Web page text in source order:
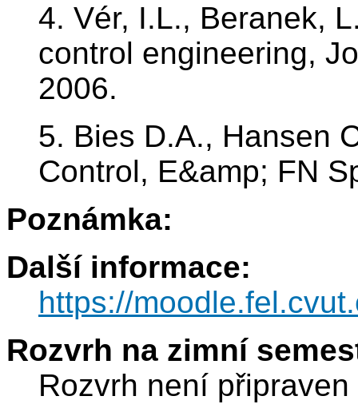
4. Vér, I.L., Beranek,
control engineering,
2006.
5. Bies D.A., Hansen
Control, E&amp; FN
Poznámka:
Další informace:
https://
Rozvrh na zimní
Rozvrh není připraven